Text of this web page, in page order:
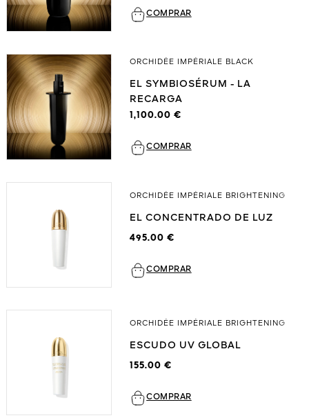
COMPRAR
ORCHIDÉE IMPÉRIALE BLACK
EL SYMBIOSÉRUM - LA
RECARGA
1,100.00 €
COMPRAR
ORCHIDÉE IMPÉRIALE BRIGHTENING
EL CONCENTRADO DE LUZ
495.00 €
COMPRAR
ORCHIDÉE IMPÉRIALE BRIGHTENING
ESCUDO UV GLOBAL
155.00 €
COMPRAR